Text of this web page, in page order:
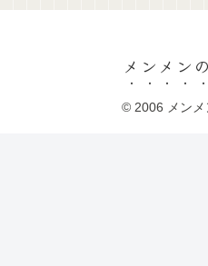
メンメン
© 2006 メンメ